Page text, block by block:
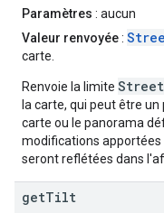
Paramètres : aucun
Valeur renvoyée:
carte.
Renvoie la limite
la carte, qui peut être
carte ou le panorama
modifications apportées
seront reflétées dans
getTilt